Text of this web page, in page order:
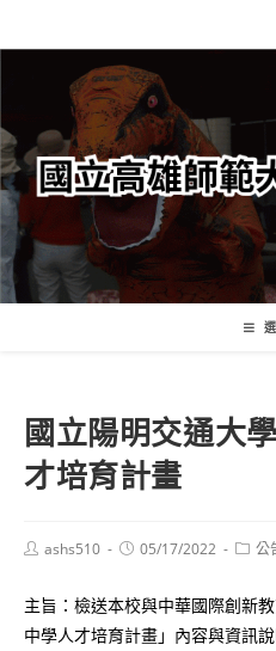
轉
要
內
容
國立陽明交通大
才培育計畫
Postashs510
Post05/17/2022
Post公
主旨：檢送本校與中華國際創新
中學人才培育計畫」內容與資訊